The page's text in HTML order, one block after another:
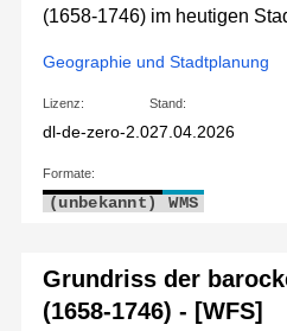
(1658-1746) im heutigen
Geographie und Stadtplanung
Lizenz:
dl-de-zero-2.0
Stand:
27.04.2026
Formate:
(unbekannt) WMS
Grundriss der
(1658-1746) - [WFS]